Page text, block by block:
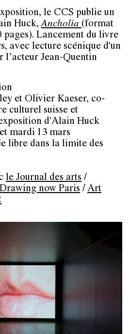
le CCS publie un
Huck,Ancholia (format
pages). Lancement du livre
avec lecture scénique d'un
l’acteur Jean-Quentin
et Olivier Kaeser, co-
culturel suisse et
d'Alain Huck
mardi 13 mars
libre dans la limite des
le Journal des arts /
Drawing now Paris / Art